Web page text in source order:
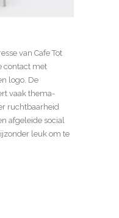
van Cafe Tot
contact met
logo. De
vaak thema-
ruchtbaarheid
afgeleide social
leuk om te